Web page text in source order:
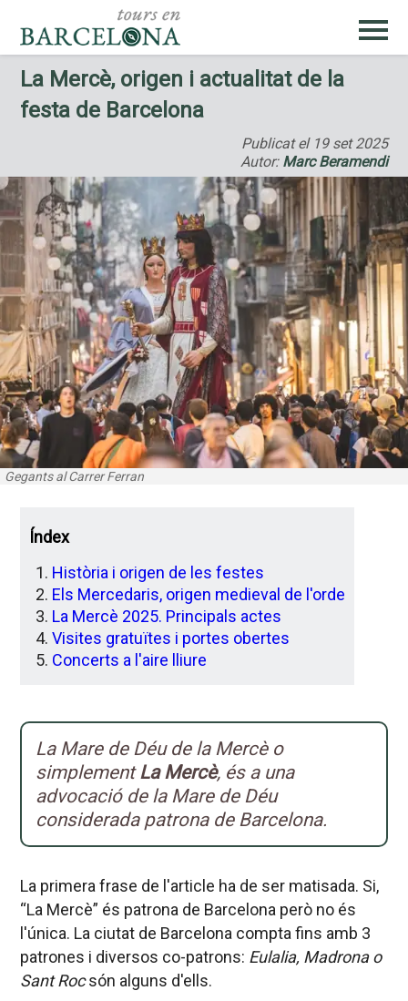
La Mercè, origen i actualitat de la
festa de Barcelona
Publicat el 19 set 2025
Autor: Marc Beramendi
Gegants al Carrer Ferran
Índex
Història i origen de les festes
Els Mercedaris, origen medieval de l'orde
La Mercè 2025. Principals actes
Visites gratuïtes i portes obertes
Concerts a l'aire lliure
La Mare de Déu de la Mercè o
simplementLa Mercè, és a una
advocació de la Mare de Déu
considerada patrona de Barcelona.
La primera frase de l'article ha de ser matisada. Si,
“La Mercè” és patrona de Barcelona però no és
l'única. La ciutat de Barcelona compta fins amb 3
patrones i diversos co-patrons: Eulalia, Madrona o
Sant Rocsón alguns d'ells.